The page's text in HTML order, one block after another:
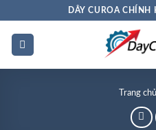
dung
DÂY CUROA
Trang chủ